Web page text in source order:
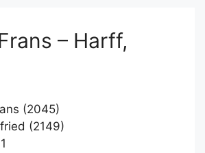
– Harff,
(2045)
(2149)